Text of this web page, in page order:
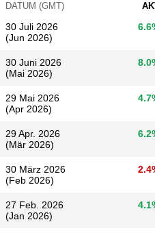
DATUM (GMT)
30 Juli 2026
(Jun 2026)
30 Juni 2026
(Mai 2026)
29 Mai 2026
(Apr 2026)
29 Apr. 2026
(Mär 2026)
30 März 2026
(Feb 2026)
27 Feb. 2026
(Jan 2026)